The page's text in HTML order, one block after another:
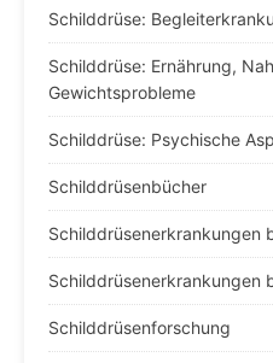
Schilddrüse:
Schilddrüse: Ernährung,
Gewichtsprobleme
Schilddrüse: Psychische
Schilddrüsenbücher
Schilddrüsenerkrankungen
Schilddrüsenerkrankungen
Schilddrüsenforschung